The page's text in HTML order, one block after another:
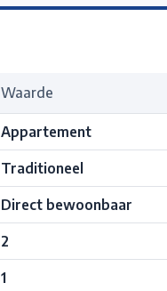
Waarde
Appartement
Traditioneel
Direct bewoonbaar
2
1